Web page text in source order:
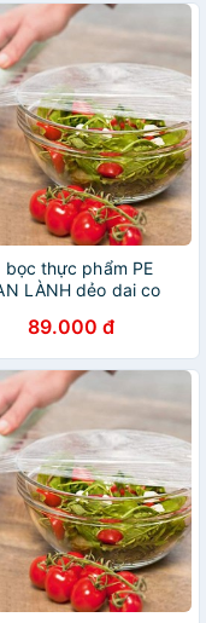
bọc thực phẩm PE
LÀNH dẻo dai co
dùng được trong lò vi
89.000 đ